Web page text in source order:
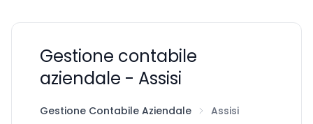
Gestione contabile
aziendale - Assisi
Gestione Contabile Aziendale Assisi